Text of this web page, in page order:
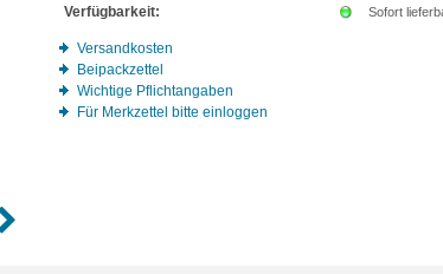
Verfügbarkeit:
Sofort
Versandkosten
Beipackzettel
Wichtige Pflichtangaben
Für Merkzettel bitte einloggen